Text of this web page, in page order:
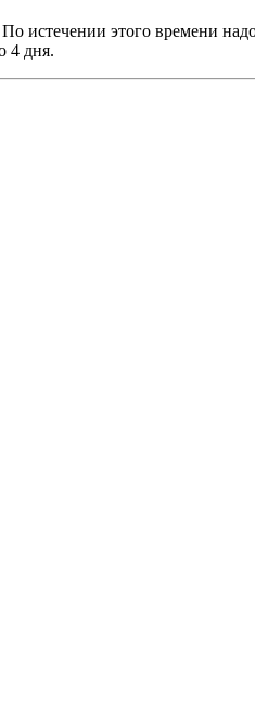
истечении этого времени
4 дня.